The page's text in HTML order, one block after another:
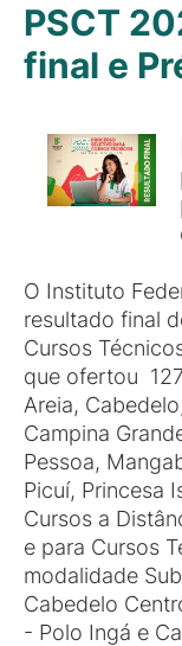
PSCT
final e
O Instituto
resultado final
Cursos
que ofertou
Areia,
Campina
Pessoa,
Picuí, Princesa
Cursos a
e para Cursos
modalidade
Cabedelo
- Polo Ingá e